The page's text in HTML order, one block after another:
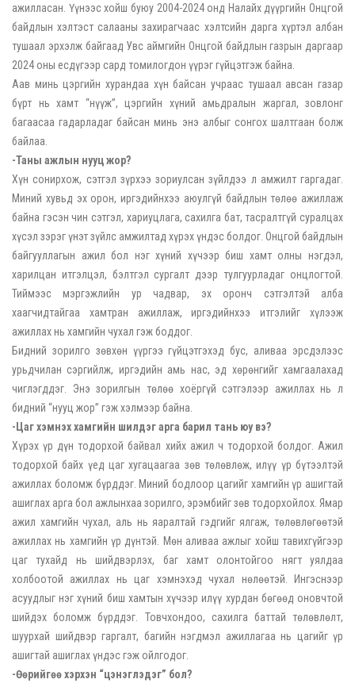
ажилласан. Үүнээс хойш буюу 2004-2024 онд Налайх дүүргийн Онцгой
байдлын хэлтэст салааны захирагчаас хэлтсийн дарга хүртэл албан
тушаал эрхэлж байгаад Увс аймгийн Онцгой байдлын газрын даргаар
2024 оны есдүгээр сард томилогдон үүрэг гүйцэтгэж байна.
Аав минь цэргийн хурандаа хүн байсан учраас тушаал авсан газар
бүрт нь хамт “нүүж”, цэргийн хүний амьдралын жаргал, зовлонг
багаасаа гадарладаг байсан минь энэ албыг сонгох шалтгаан болж
байлаа.
-Таны ажлын нууц жор?
Хүн сонирхож, сэтгэл зүрхээ зориулсан зүйлдээ л амжилт гаргадаг.
Миний хувьд эх орон, иргэдийнхээ аюулгүй байдлын төлөө ажиллаж
байна гэсэн чин сэтгэл, хариуцлага, сахилга бат, тасралтгүй суралцах
хүсэл зэрэг үнэт зүйлс амжилтад хүрэх үндэс болдог. Онцгой байдлын
байгууллагын ажил бол нэг хүний хүчээр биш хамт олны нэгдэл,
харилцан итгэлцэл, бэлтгэл сургалт дээр тулгуурладаг онцлогтой.
Тиймээс мэргэжлийн ур чадвар, эх оронч сэтгэлтэй алба
хаагчидтайгаа хамтран ажиллаж, иргэдийнхээ итгэлийг хүлээж
ажиллах нь хамгийн чухал гэж боддог.
Бидний зорилго зөвхөн үүргээ гүйцэтгэхэд бус, аливаа эрсдэлээс
урьдчилан сэргийлж, иргэдийн амь нас, эд хөрөнгийг хамгаалахад
чиглэгддэг. Энэ зорилгын төлөө хоёргүй сэтгэлээр ажиллах нь л
бидний “нууц жор” гэж хэлмээр байна.
-Цаг хэмнэх хамгийн шилдэг арга барил тань юу вэ?
Хүрэх үр дүн тодорхой байвал хийх ажил ч тодорхой болдог. Ажил
тодорхой байх үед цаг хугацаагаа зөв төлөвлөж, илүү үр бүтээлтэй
ажиллах боломж бүрддэг. Миний бодлоор цагийг хамгийн үр ашигтай
ашиглах арга бол ажлынхаа зорилго, эрэмбийг зөв тодорхойлох. Ямар
ажил хамгийн чухал, аль нь яаралтай гэдгийг ялгаж, төлөвлөгөөтэй
ажиллах нь хамгийн үр дүнтэй. Мөн аливаа ажлыг хойш тавихгүйгээр
цаг тухайд нь шийдвэрлэх, баг хамт олонтойгоо нягт уялдаа
холбоотой ажиллах нь цаг хэмнэхэд чухал нөлөөтэй. Ингэснээр
асуудлыг нэг хүний биш хамтын хүчээр илүү хурдан бөгөөд оновчтой
шийдэх боломж бүрддэг. Товчхондоо, сахилга баттай төлөвлөлт,
шуурхай шийдвэр гаргалт, багийн нэгдмэл ажиллагаа нь цагийг үр
ашигтай ашиглах үндэс гэж ойлгодог.
-Өөрийгөө хэрхэн “цэнэглэдэг” бол?